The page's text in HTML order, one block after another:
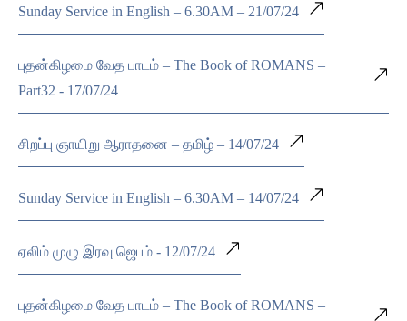
Sunday Service in English – 6.30AM – 21/07/24
புதன்கிழமை வேத பாடம் – The Book of ROMANS –
Part32 - 17/07/24
சிறப்பு ஞாயிறு ஆராதனை – தமிழ் – 14/07/24
Sunday Service in English – 6.30AM – 14/07/24
ஏலிம் முழு இரவு ஜெபம் - 12/07/24
புதன்கிழமை வேத பாடம் – The Book of ROMANS –